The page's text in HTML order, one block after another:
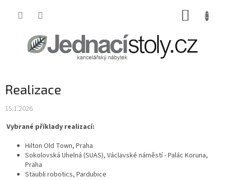
Realizace
15.1.2026
Vybrané příklady realizací:
Hilton Old Town, Praha
Sokolovská Uhelná (SUAS), Václavské náměstí - Palác Koruna,
Praha
Stäubli robotics, Pardubice